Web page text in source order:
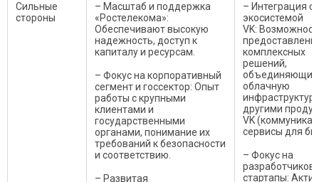
Сильные
стороны
– Масштаб и поддержка
«Ростелекома»:
Обеспечивают высокую
надежность, доступ к
капиталу и ресурсам.
– Фокус на корпоративный
сегмент и госсектор: Опыт
работы с крупными
клиентами и
государственными
органами, понимание их
требований к безопасности
и соответствию.
– Развитая
– Интеграция с
экосистемой
VK:
комплексных
решений,
объединяющих
облачную
другими
VK
сервисы для
– Фокус на
разработчиков
стартапы: